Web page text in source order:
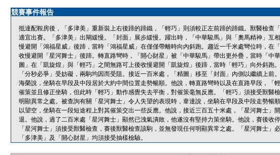
競賽事件報告
抵達配鞍房後，「多津美」重新裝上右後蹄的蹄鐵，「輕巧」則須較正左前蹄的蹄鐵。獸醫檢查
適宜出賽。「多津美」出閘緩慢。「封面」展步緩慢。躍出時，「中華駿馬」與「奧馬精神」互
慢避開「鴻福星威」後蹄，當時「鴻福星威」在僅僅帶離時向內斜跑。趨近一千米處彎位時，在
收慢避開「星河舞士」後蹄。轉直路彎時，「開心財星」被「中華駿馬」帶出更外疊，當時「中
圖」在「凱旋煌」與「輕巧」之間無路可上後收慢避開「凱旋煌」後蹄，當時「輕巧」向外斜跑
「分秒必爭」受妨礙，兩駒均因而受阻。接近一百米處，「精圖」移至「封面」內側以繼續上前
海榮說，坐騎在早段及中段居於大約中間位置走勢暢順。他說，轉直路彎時以及在直路早段，「
催策並且修正坐騎，但此時「輕巧」動作感覺失去平衡，對催策毫無反應。「輕巧」須接受獸醫
明顯異常之處。被查詢有關「星河舞士」令人失望的表現時，韋達說，坐騎在早段及中段走勢暢
以望空，坐騎在一段短途程上對其催策交出一些反應。他說，接近三百五十米處，「星河舞士」
退。他說，過了二百米處「星河舞士」顯然已洩氣潰敗，他遂沒有堅持力策坐騎。他說，賽後收
「星河舞士」須接受獸醫檢查，賽後獸醫檢查該駒，並無發現任何明顯異常之處。「星河舞士」
「多津美」及「開心財星」均須接受抽樣檢驗。